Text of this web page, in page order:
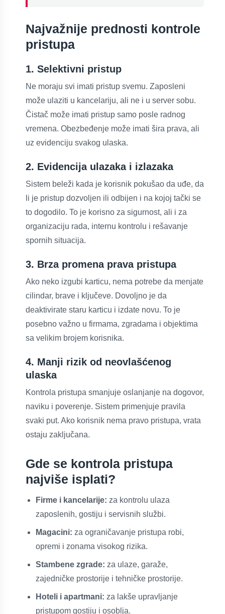
Najvažnije prednosti kontrole
pristupa
1. Selektivni pristup
Ne moraju svi imati pristup svemu. Zaposleni
može ulaziti u kancelariju, ali ne i u server sobu.
Čistač može imati pristup samo posle radnog
vremena. Obezbeđenje može imati šira prava, ali
uz evidenciju svakog ulaska.
2. Evidencija ulazaka i izlazaka
Sistem beleži kada je korisnik pokušao da uđe, da
li je pristup dozvoljen ili odbijen i na kojoj tački se
to dogodilo. To je korisno za sigurnost, ali i za
organizaciju rada, internu kontrolu i rešavanje
spornih situacija.
3. Brza promena prava pristupa
Ako neko izgubi karticu, nema potrebe da menjate
cilindar, brave i ključeve. Dovoljno je da
deaktivirate staru karticu i izdate novu. To je
posebno važno u firmama, zgradama i objektima
sa velikim brojem korisnika.
4. Manji rizik od neovlašćenog
ulaska
Kontrola pristupa smanjuje oslanjanje na dogovor,
naviku i poverenje. Sistem primenjuje pravila
svaki put. Ako korisnik nema pravo pristupa, vrata
ostaju zaključana.
Gde se kontrola pristupa
najviše isplati?
Firme i kancelarije: za kontrolu ulaza
zaposlenih, gostiju i servisnih službi.
Magacini: za ograničavanje pristupa robi,
opremi i zonama visokog rizika.
Stambene zgrade: za ulaze, garaže,
zajedničke prostorije i tehničke prostorije.
Hoteli i apartmani: za lakše upravljanje
pristupom gostiju i osoblja.